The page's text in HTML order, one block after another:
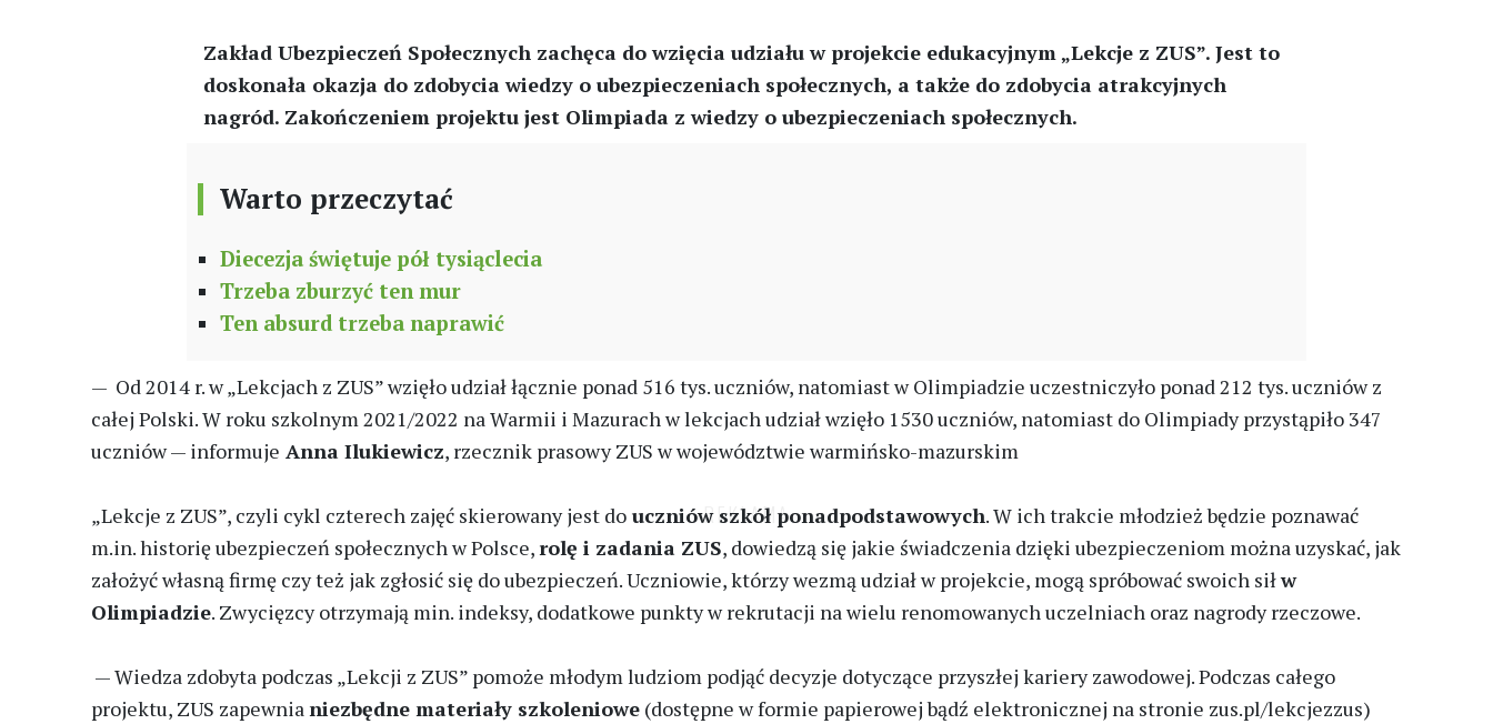
Zakład Ubezpieczeń Społecznych zachęca do wzięcia udziału w projekcie edukacyjnym „Lekcje z ZUS”. Jest to
doskonała okazja do zdobycia wiedzy o ubezpieczeniach społecznych, a także do zdobycia atrakcyjnych
nagród. Zakończeniem projektu jest Olimpiada z wiedzy o ubezpieczeniach społecznych.
Warto przeczytać
Diecezja świętuje pół tysiąclecia
Trzeba zburzyć ten mur
Ten absurd trzeba naprawić
— Od 2014 r. w „Lekcjach z ZUS” wzięło udział łącznie ponad 516 tys. uczniów, natomiast w Olimpiadzie uczestniczyło ponad 212 tys. uczniów z
całej Polski. W roku szkolnym 2021/2022 na Warmii i Mazurach w lekcjach udział wzięło 1530 uczniów, natomiast do Olimpiady przystąpiło 347
uczniów — informuje Anna Ilukiewicz, rzecznik prasowy ZUS w województwie warmińsko-mazurskim
„Lekcje z ZUS”, czyli cykl czterech zajęć skierowany jest do uczniów szkół ponadpodstawowych. W ich trakcie młodzież będzie poznawać
m.in. historię ubezpieczeń społecznych w Polsce,rolę i zadania ZUS, dowiedzą się jakie świadczenia dzięki ubezpieczeniom można uzyskać, jak
założyć własną firmę czy też jak zgłosić się do ubezpieczeń. Uczniowie, którzy wezmą udział w projekcie, mogą spróbować swoich siłw
Olimpiadzie. Zwycięzcy otrzymają min. indeksy, dodatkowe punkty w rekrutacji na wielu renomowanych uczelniach oraz nagrody rzeczowe.
— Wiedza zdobyta podczas „Lekcji z ZUS” pomoże młodym ludziom podjąć decyzje dotyczące przyszłej kariery zawodowej. Podczas całego
projektu, ZUS zapewnianiezbędne materiały szkoleniowe (dostępne w formie papierowej bądź elektronicznej na stronie zus.pl/lekcjezzus)